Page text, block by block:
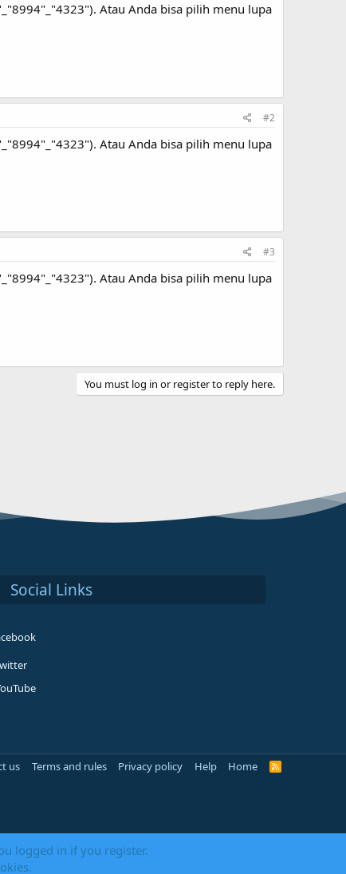
Atau Anda bisa pilih menu lupa
#2
Atau Anda bisa pilih menu lupa
#3
Atau Anda bisa pilih menu lupa
You must log in or register to reply here.
Social Links
us Terms and rules Privacy policy Help Home
R
S
logged in if you register.